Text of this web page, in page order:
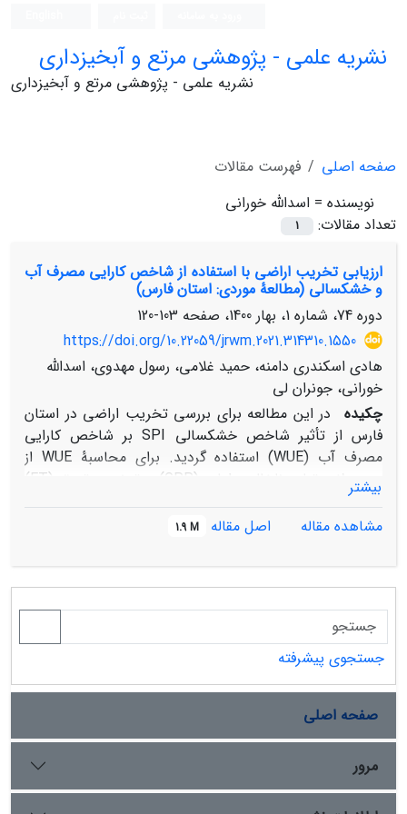
نشریه علمی - پژوهشی مرتع و آبخیزداری
نشریه علمی - پژوهشی مرتع و آبخیزداری
صفحه اصلی
فهرست مقالات
نویسنده = اسدالله خورانی
تعداد مقالات:
1
ارزیابی تخریب اراضی با استفاده از شاخص کارایی مصرف آب
و خشکسالی (مطالعۀ موردی: استان فارس)
دوره 74، شماره 1، بهار 1400، صفحه
103-120
https://doi.org/10.22059/jrwm.2021.314310.1550
هادی اسکندری دامنه، حمید غلامی، رسول مهدوی، اسدالله
خورانی، جونران لی
چکیده
در این مطالعه برای بررسی تخریب اراضی در استان
فارس از تأثیر شاخص خشکسالی SPI بر شاخص کارایی
مصرف آب (WUE) استفاده گردید. برای محاسبۀ WUE از
محصولات تولید ناخالص اولیه (GPP) و تبخیر و تعرق (ET)
حاصل از سنجندۀ مودیس استفاده شد و از داده‌های بارندگی
در بازۀ زمانی 2017-2001 با استفاده از رگرسیون خطی محاسبه و
به‌دنبال آن، از عکس‌العمل شاخص WUE به خشکسالی،
تخریب اراضی و بیابان‌زایی در کاربری‌های مختلف، با استفاده
از آنالیز همبستگی مورد ارزیابی قرار گرفت. نتایج نشان داد که
افزایش یافته‌اند. بررسی تأثیر خشکسالی بر WUE در
کاربری‌های اراضی کشاورزی و گراسلند نشان داد که رابطۀ
مثبت بین این دو شاخص به ترتیب در 9/75 و 87 درصد از
این کاربری‌ها دیده می‌شود که از این مقادیر به‌ترتیب 7/4 و
6/7 درصد رابطۀ معنی‌داری را نشان می‌‌دهد، این درحالی
است که در مابقی مساحت این کاربری‌ها این اثرگذاری منفی
بیشتر
مشاهده مقاله
اصل مقاله 1.9 M
جستجوی پیشرفته
صفحه اصلی
مرور